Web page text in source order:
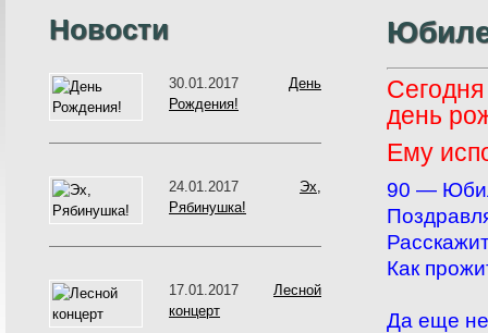
Новости
30.01.2017 День
Рождения!
24.01.2017 Эх,
Рябинушка!
17.01.2017 Лесной
концерт
день
Ему
90 —
Как
Да еще не